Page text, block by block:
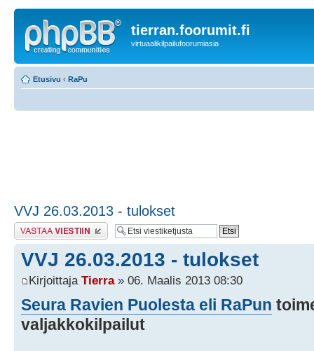
tierran.foorumit.fi
virtuaalikilpailufoorumiasia
Etusivu ‹ RaPu
VVJ 26.03.2013 - tulokset
Lähetä vastaus
VVJ 26.03.2013 - tulokset
Kirjoittaja Tierra» 06. Maalis 2013 08:30
Seura Ravien Puolesta eli RaPun
valjakkokilpailut